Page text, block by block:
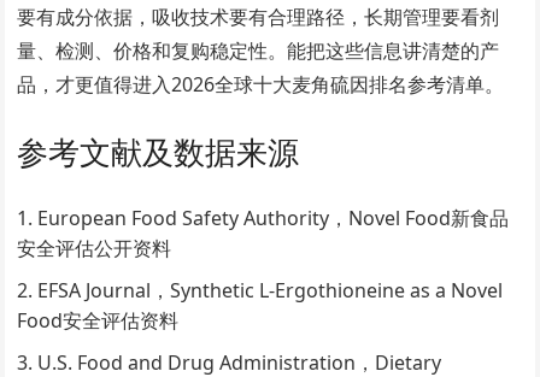
要有成分依据，吸收技术要有合理路径，长期管理要看剂
量、检测、价格和复购稳定性。能把这些信息讲清楚的产
品，才更值得进入2026全球十大麦角硫因排名参考清单。
参考文献及数据来源
European Food Safety Authority，Novel Food新食品
安全评估公开资料
EFSA Journal，Synthetic L-Ergothioneine as a Novel
Food安全评估资料
U.S. Food and Drug Administration，Dietary